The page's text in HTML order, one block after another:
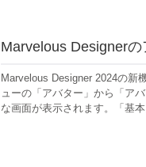
Marvelous Designer
Marvelous Designer 2024の新
ューの「アバター」から「ア
な画面が表示されます。「基